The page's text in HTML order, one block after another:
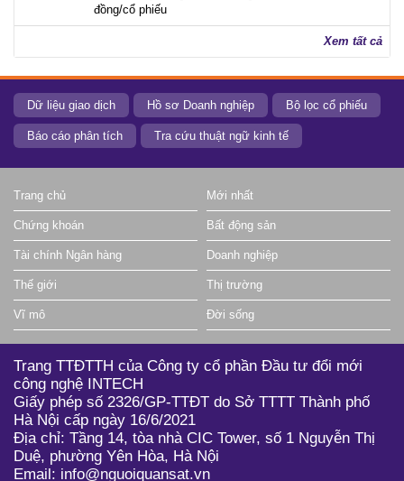
đồng/cổ phiếu
Xem tất cả
Dữ liệu giao dịch Hồ sơ Doanh nghiệp Bộ lọc cổ phiếu
Báo cáo phân tích Tra cứu thuật ngữ kinh tế
Trang chủ Mới nhất
Chứng khoán Bất động sản
Tài chính Ngân hàng Doanh nghiệp
Thế giới Thị trường
Vĩ mô Đời sống
Trang TTĐTTH của Công ty cổ phần Đầu tư đổi mới
công nghệ INTECH
Giấy phép số 2326/GP-TTĐT do Sở TTTT Thành phố
Hà Nội cấp ngày 16/6/2021
Địa chỉ: Tầng 14, tòa nhà CIC Tower, số 1 Nguyễn Thị
Duệ, phường Yên Hòa, Hà Nội
Email: info@nguoiquansat.vn